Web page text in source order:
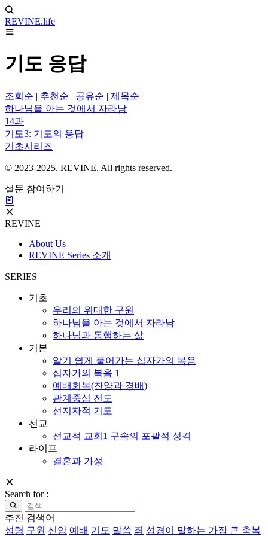
REVINE.life
기도 응답
조회순 | 추천순 | 공유순 | 제목순
하나님을 아는 것에서 자라남
14과
기도3: 기도의 응답
기초시리즈
© 2023-2025. REVINE. All rights reserved.
설문 참여하기
REVINE
About Us
REVINE Series 소개
SERIES
기초
우리의 위대한 구원
하나님을 아는 것에서 자라남
하나님과 동행하는 삶
기본
알기 쉽게 풀어가는 십자가의 복음
십자가의 복음 1
예배회복(찬양과 경배)
관계중심 전도
선지자적 기도
선교
선교적 교회1 구속의 포괄적 성격
라이프
결혼과 가정
Search for :
추천 검색어
성령 구원 신앙 예배 기도 말씀 죄 성경이 말하는 가장 큰 축복